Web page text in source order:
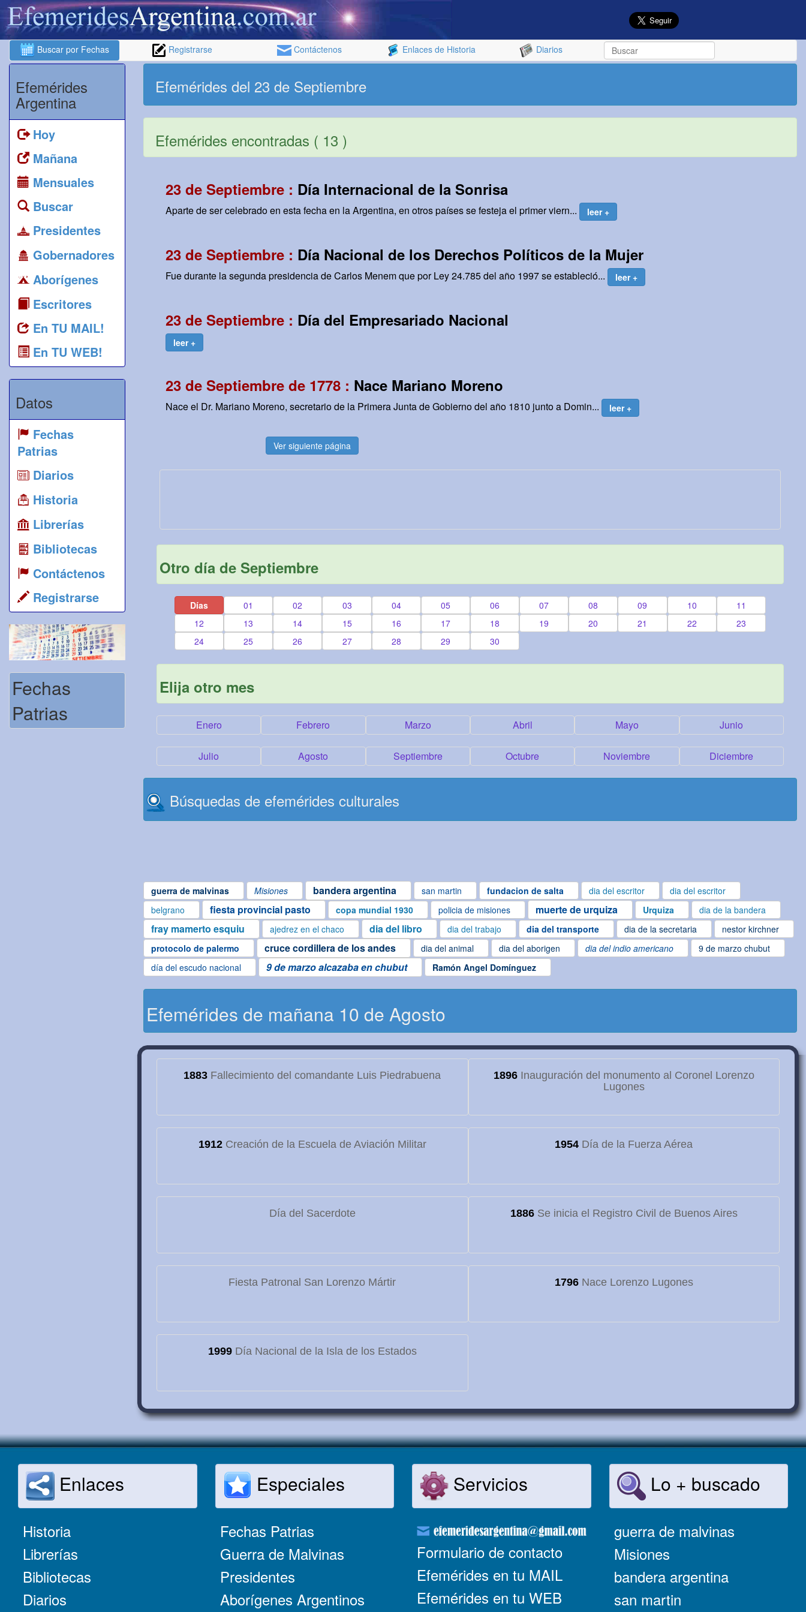
Buscar por Fechas Registrarse Contáctenos Enlaces de Historia Diarios
Efemérides
Argentina
Hoy
Mañana
Mensuales
Buscar
Presidentes
Gobernadores
Aborígenes
Escritores
En TU MAIL!
En TU WEB!
Datos
Fechas
Patrias
Diarios
Historia
Librerías
Bibliotecas
Contáctenos
Registrarse
Fechas
Patrias
Efemérides del 23 de Septiembre
Efemérides encontradas ( 13 )
23 de Septiembre : Día Internacional de la Sonrisa
Aparte de ser celebrado en esta fecha en la Argentina, en otros países se festeja el primer viern... leer +
23 de Septiembre : Día Nacional de los Derechos Políticos de la Mujer
Fue durante la segunda presidencia de Carlos Menem que por Ley 24.785 del año 1997 se estableció... leer +
23 de Septiembre : Día del Empresariado Nacional
leer +
23 de Septiembre de 1778 : Nace Mariano Moreno
Nace el Dr. Mariano Moreno, secretario de la Primera Junta de Gobierno del año 1810 junto a Domin... leer +
Ver siguiente página
Otro día de Septiembre
Días 01 02 03 04 05 06 07 08 09 10
11
12
13 14 15 16 17 18 19 20 21 22
23
24
25 26 27 28 29 30
Elija otro mes
Enero Febrero Marzo Abril Mayo Junio
Julio Agosto Septiembre Octubre Noviembre Diciembre
Búsquedas de efemérides culturales
guerra de malvinas Misiones bandera argentina san martin fundacion de salta dia del escritor
dia del escritor
belgrano
fiesta provincial pasto copa mundial 1930 policia de misiones muerte de urquiza Urquiza dia de la bandera
fray mamerto esquiu ajedrez en el chaco dia del libro dia del trabajo dia del transporte dia de la secretaria
nestor kirchner
protocolo de palermo
cruce cordillera de los andes dia del animal dia del aborigen dia del indio americano
9 de marzo chubut
día del escudo nacional
9 de marzo alcazaba en chubut Ramón Angel Domínguez
Efemérides de mañana 10 de Agosto
1883 Fallecimiento del comandante Luis Piedrabuena 1896Inauguración del monumento al Coronel Lorenzo
Lugones
1912Creación de la Escuela de Aviación Militar 1954 Día de la Fuerza Aérea
Día del Sacerdote 1886Se inicia el Registro Civil de Buenos Aires
Fiesta Patronal San Lorenzo Mártir 1796Nace Lorenzo Lugones
1999Día Nacional de la Isla de los Estados
Enlaces
Historia
Librerías
Bibliotecas
Diarios
Especiales
Fechas Patrias
Guerra de Malvinas
Presidentes
Aborígenes Argentinos
Servicios
Formulario de contacto
Efemérides en tu MAIL
Efemérides en tu WEB
Lo + buscado
guerra de malvinas
Misiones
bandera argentina
san martin